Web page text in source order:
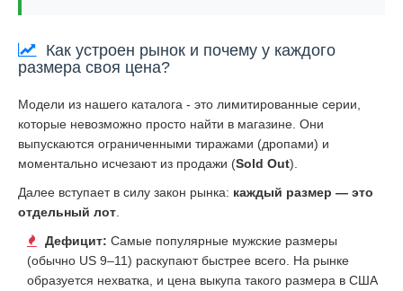
Как устроен рынок и почему у каждого
размера своя цена?
Модели из нашего каталога - это лимитированные серии,
которые невозможно просто найти в магазине. Они
выпускаются ограниченными тиражами (дропами) и
моментально исчезают из продажи (Sold Out).
Далее вступает в силу закон рынка: каждый размер — это
отдельный лот
Дефицит: Самые популярные мужские размеры
(обычно US 9–11) раскупают быстрее всего. На рынке
образуется нехватка, и цена выкупа такого размера в США